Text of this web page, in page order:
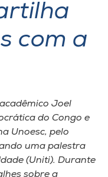
com a
Joel
do Congo e
Unoesc, pelo
uma palestra
(Uniti). Durante
sobre a